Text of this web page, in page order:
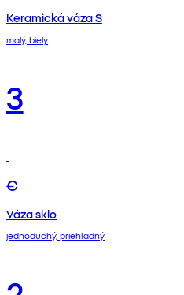
Keramická váza S
malý, biely
3
€
Váza sklo
jednoduchý, priehľadný